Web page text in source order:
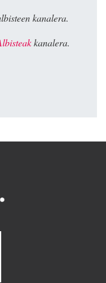
kanalera.
kanalera.